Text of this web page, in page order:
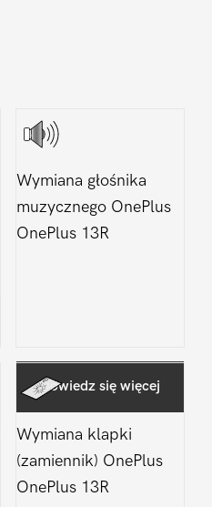
Wymiana głośnika
muzycznego OnePlus
OnePlus 13R
Dowiedz się więcej
Wymiana klapki
(zamiennik) OnePlus
OnePlus 13R